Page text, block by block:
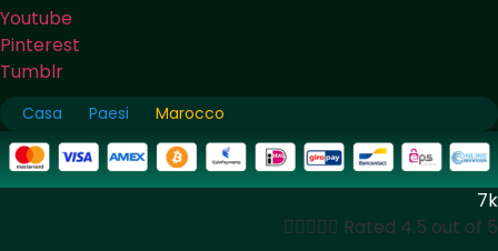
Youtube
Pinterest
Tumblr
Casa Paesi Marocco
7k
 Rated 4.5 out of 5